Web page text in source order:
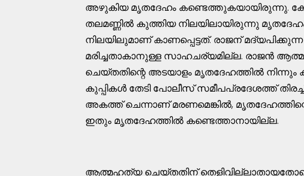
അഴുകിയ മൃതദേഹം കണ്ടെത്തുകയായിരുന്നു.
തലമണ്ണിൽ കുത്തിയ നിലയിലായിരുന്നു
നിലയിലുമാണ് കാണപ്പെട്ടത്. രാജന്
മരിച്ചതാകാനുള്ള സാഹചര്യമില്ല. രാജൻ
ചെയ്തതിന്റെ അടയാളം മൃതദേഹത്തിൽ നിന്നും
കുപ്പികൾ തേടി പോലീസ് സമീപപ്രദേശത്ത്
അകത്ത് ചെന്നാണ് മരണമെങ്കിൽ,
ഇതും മൃതദേഹത്തിൽ കണ്ടെത്താനായില്ല.
ആത്മഹത്യ ചെയ്തതിന്